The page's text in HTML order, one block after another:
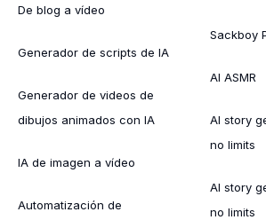
De blog a vídeo
Generador de scripts de IA
Generador de videos de
dibujos animados con IA
IA de imagen a vídeo
Automatización de
Sackboy
AI ASMR
AI story
no limits
AI story
no limits